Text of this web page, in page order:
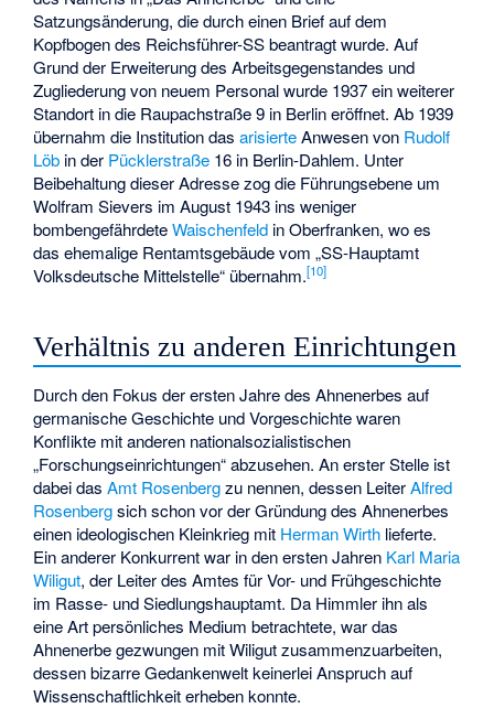
Satzungsänderung, die durch einen Brief auf dem
Kopfbogen des Reichsführer-SS beantragt wurde. Auf
Grund der Erweiterung des Arbeitsgegenstandes und
Zugliederung von neuem Personal wurde 1937 ein weiterer
Standort in die Raupachstraße 9 in Berlin eröffnet. Ab 1939
übernahm die Institution dasarisierteAnwesen von Rudolf
Löb in der Pücklerstraße 16 in Berlin-Dahlem. Unter
Beibehaltung dieser Adresse zog die Führungsebene um
Wolfram Sievers im August 1943 ins weniger
bombengefährdeteWaischenfeld in Oberfranken, wo es
das ehemalige Rentamtsgebäude vom „SS-Hauptamt
Volksdeutsche Mittelstelle“ übernahm.[10]
Verhältnis zu anderen Einrichtungen
Durch den Fokus der ersten Jahre des Ahnenerbes auf
germanische Geschichte und Vorgeschichte waren
Konflikte mit anderen nationalsozialistischen
„Forschungseinrichtungen“ abzusehen. An erster Stelle ist
dabei dasAmt Rosenbergzu nennen, dessen LeiterAlfred
Rosenbergsich schon vor der Gründung des Ahnenerbes
einen ideologischen Kleinkrieg mit Herman Wirth lieferte.
Ein anderer Konkurrent war in den ersten Jahren Karl Maria
Wiligut, der Leiter des Amtes für Vor- und Frühgeschichte
im Rasse- und Siedlungshauptamt. Da Himmler ihn als
eine Art persönliches Medium betrachtete, war das
Ahnenerbe gezwungen mit Wiligut zusammenzuarbeiten,
dessen bizarre Gedankenwelt keinerlei Anspruch auf
Wissenschaftlichkeit erheben konnte.